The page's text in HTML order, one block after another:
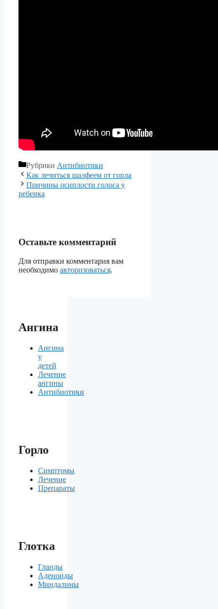
Рубрики Антибиотики
Как лечиться шалфеем от горла
Причины осиплости голоса у
ребенка
Оставьте комментарий
Для отправки комментария вам
необходимо авторизоваться.
Ангина
Ангина
у
детей
Лечение
ангины
Антибиотики
Горло
Симптомы
Лечение
Препараты
Глотка
Гланды
Аденоиды
Миндалины